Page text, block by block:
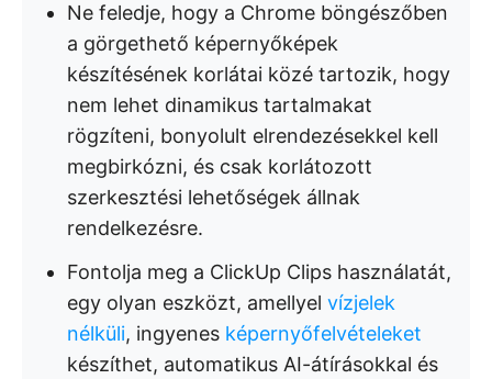
Ne feledje, hogy a Chrome böngészőben
a görgethető képernyőképek
készítésének korlátai közé tartozik, hogy
nem lehet dinamikus tartalmakat
rögzíteni, bonyolult elrendezésekkel kell
megbirkózni, és csak korlátozott
szerkesztési lehetőségek állnak
rendelkezésre.
Fontolja meg a ClickUp Clips használatát,
egy olyan eszközt, amellyel vízjelek
nélküli, ingyenes képernyőfelvételeket
készíthet, automatikus AI-átírásokkal és